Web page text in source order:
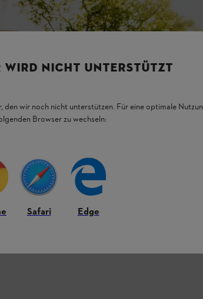
WIRD NICHT UNTERSTÜTZT
den wir noch nicht unterstützen. Für eine optimale
Browser zu wechseln:
Safari Edge